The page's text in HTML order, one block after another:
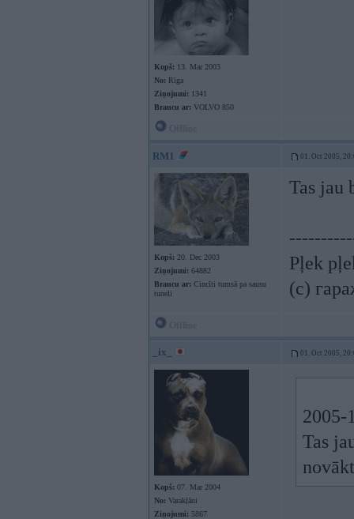
Kopš: 13. Mar 2003
No: Rīga
Ziņojumi: 1341
Braucu ar: VOLVO 850
RM1 01. Oct 2005,
Kopš: 20. Dec 2003
Ziņojumi: 64882
Braucu ar: Cincīti tumsā pa sausu
tuneli
Tas jau
Pļek
(c)
_ix_ 01. Oct 2005,
Kopš: 07. Mar 2004
No: Varakļāni
Ziņojumi: 5867
2005-
Tas